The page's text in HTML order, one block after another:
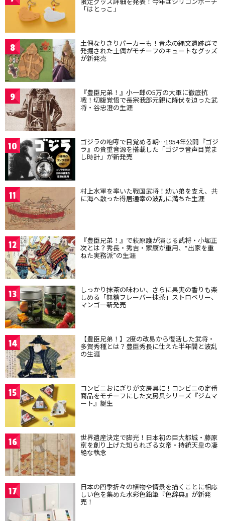
「はとっこ」
8 土偶なりきりパーカーも！青森の縄文遺跡群で
発掘された土偶がモチーフのキュートなグッズ
が新発売
9 『豊臣兄弟！』小一郎の5万の大軍に徹底抗
戦！切腹覚悟で長宗我部元親に降伏を迫った武
将・谷忠澄の生涯
10 ゴジラの咆哮で目覚める朝…1954年公開『ゴジ
ラ』の貴重音源を搭載した「ゴジラ音声目覚ま
し時計」が新発売
11 村上水軍を率いた戦国武将！幼い弟を支え、共
に海へ散った得居通幸の波乱に満ちた生涯
12 『豊臣兄弟！』で萩原護が演じる武将・小堀正
次とは？秀長・秀吉・家康が重用、“出家を重
ねた実務派”の生涯
13 しっかり抹茶の味わい、さらに果実の香りも楽
しめる「無糖フレーバー抹茶」ストロベリー、
マンゴー新発売
14 【豊臣兄弟！】2度の改易から復活した武将・
多賀秀種とは？豊臣秀長に仕えた半年間と波乱
の生涯
15 コンビニおにぎりが文房具に！コンビニの定番
商品をモチーフにした文房具シリーズ『ジムマ
ート』誕生
16 世界遺産決定で脚光！日本初の巨大都城・藤原
京を創り上げた知られざる女帝・持統天皇の凄
絶な執念
17 日本の四季折々の植物や情景を描くことに相応
しい色を集めた水彩色鉛筆『色辞典』が新発
売！